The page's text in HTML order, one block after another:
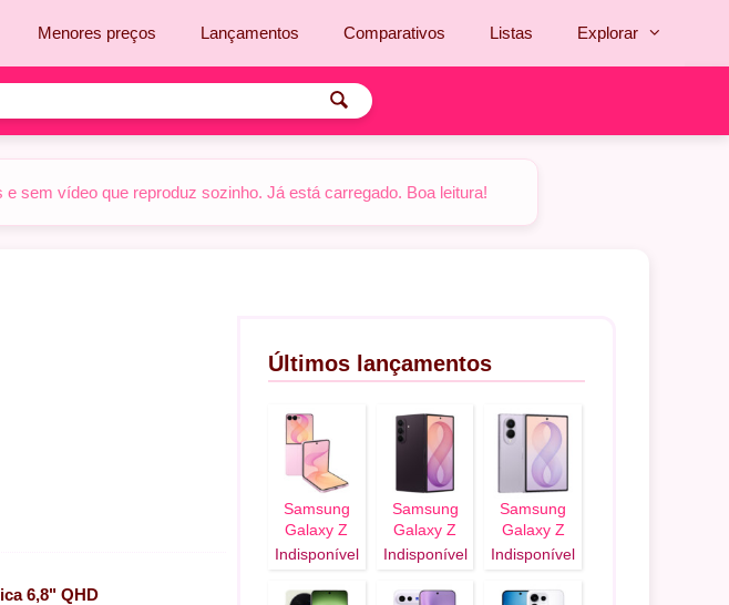
Menores preços Lançamentos Comparativos Listas Explorar
sem vídeo que reproduz sozinho. Já está carregado. Boa leitura!
6,8" QHD
Últimos lançamentos
Samsung
Galaxy Z
Flip 8 5G
Indisponível
Samsung
Galaxy Z
Fold 8 Ultra
Indisponível
Samsung
Galaxy Z
Fold 8 5G
Indisponível